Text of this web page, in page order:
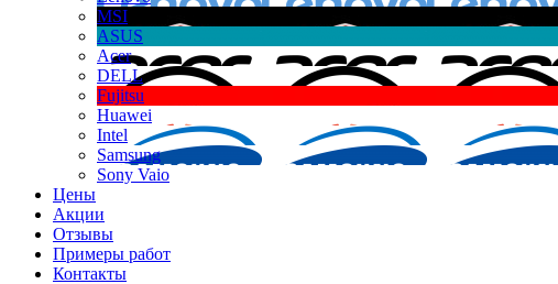
MSI
ASUS
Acer
DELL
Fujitsu
Huawei
Intel
Samsung
Sony Vaio
Цены
Акции
Отзывы
Примеры работ
Контакты